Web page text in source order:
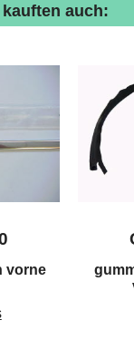
auch:
vorne